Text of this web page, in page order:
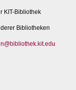
KIT-Bibliothek
Bibliotheken